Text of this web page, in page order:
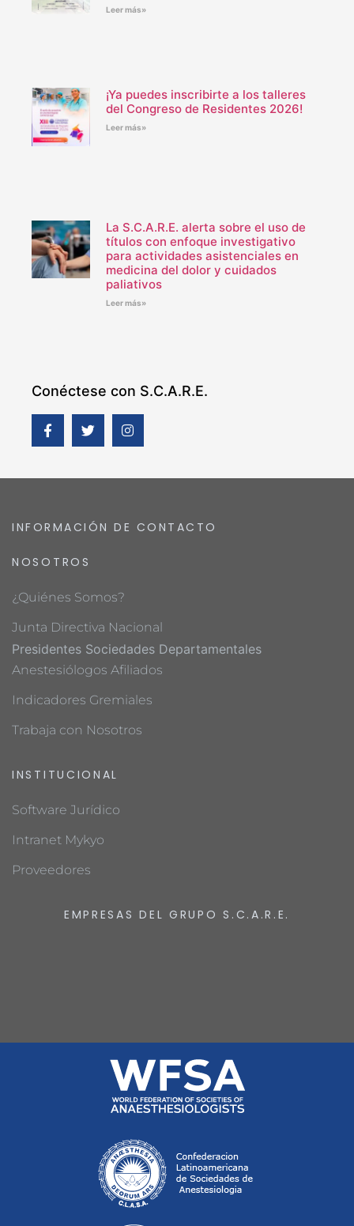
Leer más»
¡Ya puedes inscribirte a los talleres
del Congreso de Residentes 2026!
Leer más»
La S.C.A.R.E. alerta sobre el uso de
títulos con enfoque investigativo
para actividades asistenciales en
medicina del dolor y cuidados
paliativos
Leer más»
Conéctese con S.C.A.R.E.
INFORMACIÓN DE CONTACTO
NOSOTROS
¿Quiénes Somos?
Junta Directiva Nacional
Presidentes Sociedades Departamentales
Anestesiólogos Afiliados
Indicadores Gremiales
Trabaja con Nosotros
INSTITUCIONAL
Software Jurídico
Intranet Mykyo
Proveedores
EMPRESAS DEL GRUPO S.C.A.R.E.